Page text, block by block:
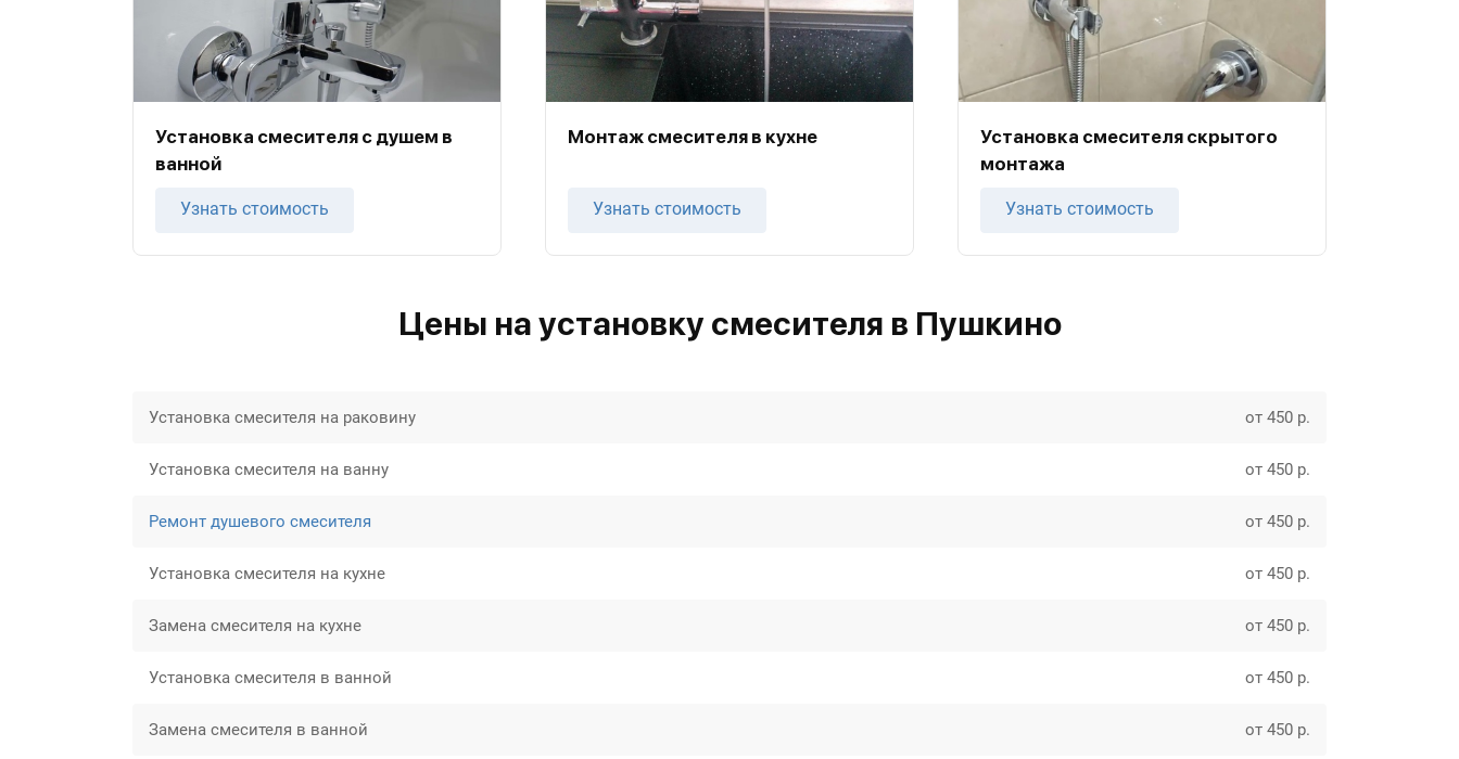
Установка смесителя с душем в
ванной
Узнать стоимость
Монтаж смесителя в кухне
Узнать стоимость
Установка смесителя скрытого
монтажа
Узнать стоимость
Цены на установку смесителя в Пушкино
Установка смесителя на раковину от 450 р.
Установка смесителя на ванну от 450 р.
Ремонт душевого смесителя от 450 р.
Установка смесителя на кухне от 450 р.
Замена смесителя на кухне от 450 р.
Установка смесителя в ванной от 450 р.
Замена смесителя в ванной от 450 р.